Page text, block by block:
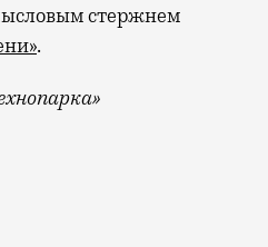
стержнем
.
редко выходят за